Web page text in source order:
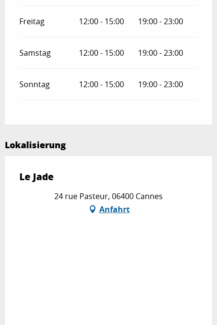
Freitag 12:00 - 15:00 19:00 - 23:00
Samstag 12:00 - 15:00 19:00 - 23:00
Sonntag 12:00 - 15:00 19:00 - 23:00
Lokalisierung
Le Jade
24 rue Pasteur, 06400 Cannes
Anfahrt